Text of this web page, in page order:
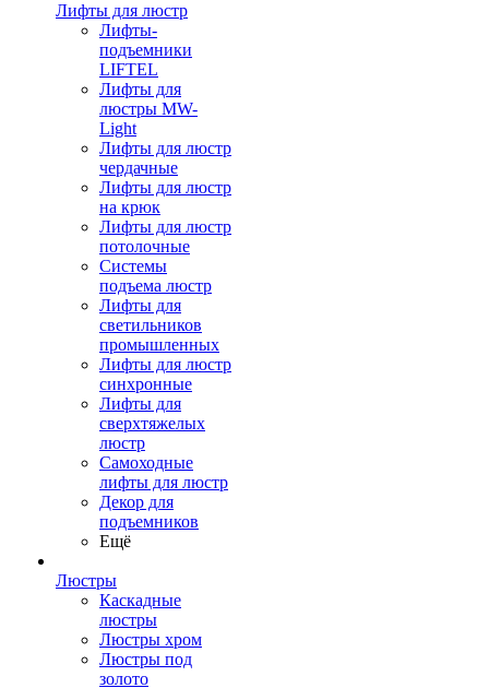
Лифты для люстр
Лифты-
подъемники
LIFTEL
Лифты для
люстры MW-
Light
Лифты для люстр
чердачные
Лифты для люстр
на крюк
Лифты для люстр
потолочные
Системы
подъема люстр
Лифты для
светильников
промышленных
Лифты для люстр
синхронные
Лифты для
сверхтяжелых
люстр
Самоходные
лифты для люстр
Декор для
подъемников
Ещё
Люстры
Каскадные
люстры
Люстры хром
Люстры под
золото